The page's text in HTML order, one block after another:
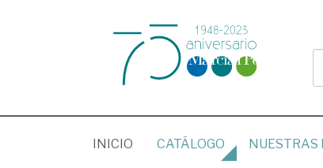
INICIO (CURRENT)
CATÁLOGO NUESTRAS